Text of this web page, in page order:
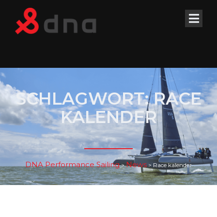
SCHLAGWORT:RACE
KALENDER
DNA Performance Sailing>News > Race kalender